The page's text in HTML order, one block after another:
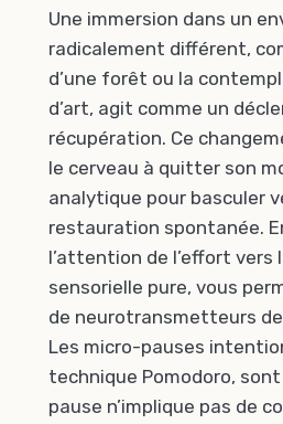
Une immersion dans un
radicalement différent,
d’une forêt ou la
d’art, agit comme un
récupération. Ce
le cerveau à quitter son
analytique pour basculer
restauration spontanée.
l’attention de l’effort vers
sensorielle pure, vous
de neurotransmetteurs
Les micro-pauses
technique Pomodoro,
pause n’implique pas de